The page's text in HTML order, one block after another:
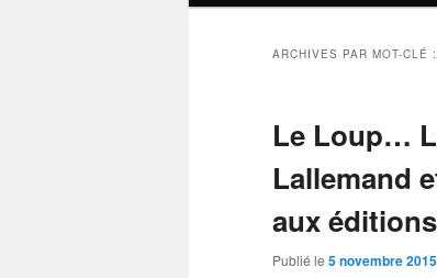
ARCHIVES PAR MOT-CLÉ :
Le Loup…
Lallemand
aux
Publié le 5 novembre 2015